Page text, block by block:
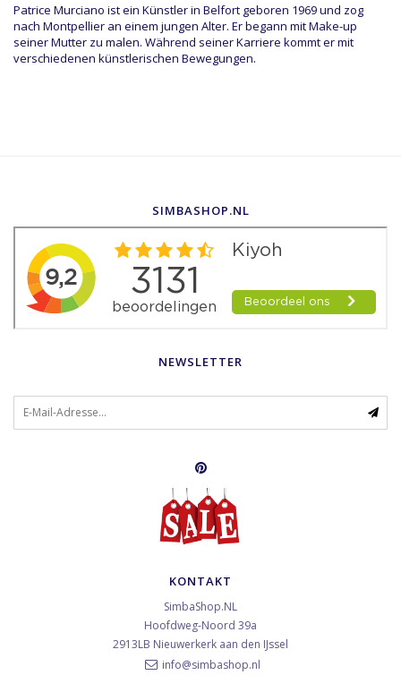
Patrice Murciano ist ein Künstler in Belfort geboren 1969 und zog
nach Montpellier an einem jungen Alter. Er begann mit Make-up
seiner Mutter zu malen. Während seiner Karriere kommt er mit
verschiedenen künstlerischen Bewegungen.
SIMBASHOP.NL
NEWSLETTER
KONTAKT
SimbaShop.NL
Hoofdweg-Noord 39a
2913LB Nieuwerkerk aan den IJssel
info@simbashop.nl